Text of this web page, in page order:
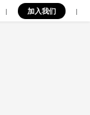
| 加入我们 |